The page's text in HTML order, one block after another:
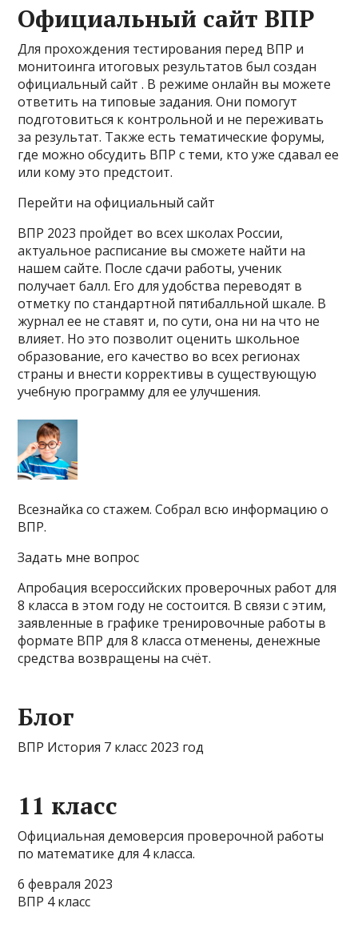
Официальный сайт ВПР
Для прохождения тестирования перед ВПР и
монитоинга итоговых результатов был создан
официальный сайт . В режиме онлайн вы можете
ответить на типовые задания. Они помогут
подготовиться к контрольной и не переживать
за результат. Также есть тематические форумы,
где можно обсудить ВПР с теми, кто уже сдавал ее
или кому это предстоит.
Перейти на официальный сайт
ВПР 2023 пройдет во всех школах России,
актуальное расписание вы сможете найти на
нашем сайте. После сдачи работы, ученик
получает балл. Его для удобства переводят в
отметку по стандартной пятибалльной шкале. В
журнал ее не ставят и, по сути, она ни на что не
влияет. Но это позволит оценить школьное
образование, его качество во всех регионах
страны и внести коррективы в существующую
учебную программу для ее улучшения.
Всезнайка со стажем. Собрал всю информацию о
ВПР.
Задать мне вопрос
Апробация всероссийских проверочных работ для
8 класса в этом году не состоится. В связи с этим,
заявленные в графике тренировочные работы в
формате ВПР для 8 класса отменены, денежные
средства возвращены на счёт.
Блог
ВПР История 7 класс 2023 год
11 класс
Официальная демоверсия проверочной работы
по математике для 4 класса.
6 февраля 2023
ВПР 4 класс